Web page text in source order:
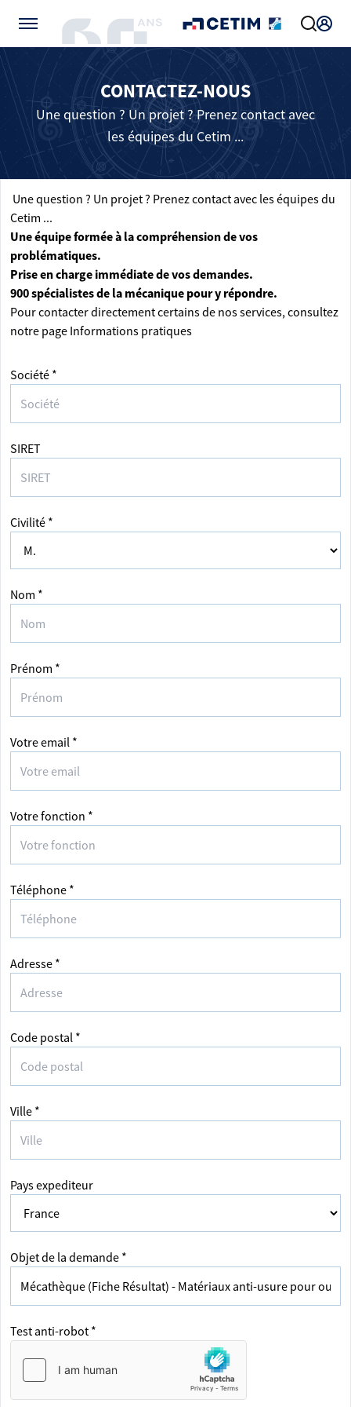
CONTACTEZ-NOUS
Une question ? Un projet ? Prenez contact avec
les équipes du Cetim ...
Une question ? Un projet ? Prenez contact avec les équipes du
Cetim ...
Une équipe formée à la compréhension de vos
problématiques.
Prise en charge immédiate de vos demandes.
900 spécialistes de la mécanique pour y répondre.
Pour contacter directement certains de nos services, consultez
notre page Informations pratiques
Société *
SIRET
Civilité *
Nom *
Prénom *
Votre email *
Votre fonction *
Téléphone *
Adresse *
Code postal *
Ville *
Pays expediteur
Objet de la demande *
Test anti-robot *